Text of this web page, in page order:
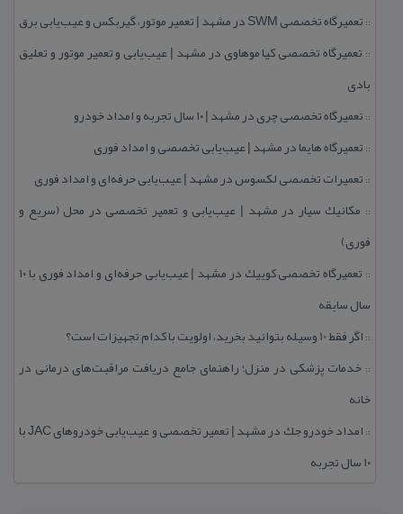
:: تعمیرگاه تخصصی SWM در مشهد | تعمیر موتور، گیربكس و عیب‌یابی برق
:: تعمیرگاه تخصصی كیا موهاوی در مشهد | عیب‌یابی و تعمیر موتور و تعلیق
بادی
:: تعمیرگاه تخصصی چری در مشهد | ۱۰ سال تجربه و امداد خودرو
:: تعمیرگاه هایما در مشهد | عیب‌یابی تخصصی و امداد فوری
:: تعمیرات تخصصی لكسوس در مشهد | عیب‌یابی حرفه‌ای و امداد فوری
:: مكانیك سیار در مشهد | عیب‌یابی و تعمیر تخصصی در محل (سریع و
فوری)
::
تعمیرگاه تخصصی كوییك در مشهد | عیب‌یابی حرفه‌ای و امداد فوری با ۱۰
سال سابقه
:: اگر فقط 10 وسیله بتوانید بخرید، اولویت با كدام تجهیزات است؟
:: خدمات پزشكی در منزل؛ راهنمای جامع دریافت مراقبت‌های درمانی در
خانه
::
امداد خودرو جك در مشهد | تعمیر تخصصی و عیب‌یابی خودروهای JAC با
۱۰ سال تجربه